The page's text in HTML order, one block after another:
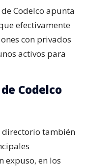
Codelco apunta
efectivamente
con privados
activos para
Codelco
directorio también
expuso, en los